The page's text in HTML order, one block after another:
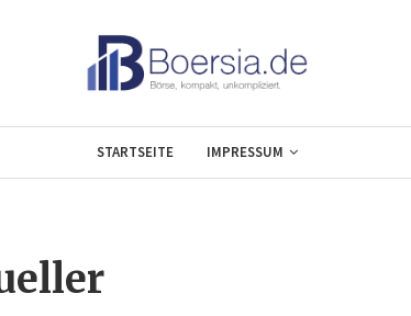
STARTSEITE IMPRESSUM